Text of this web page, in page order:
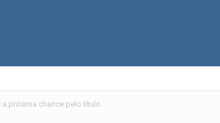
a próxima chance pelo título